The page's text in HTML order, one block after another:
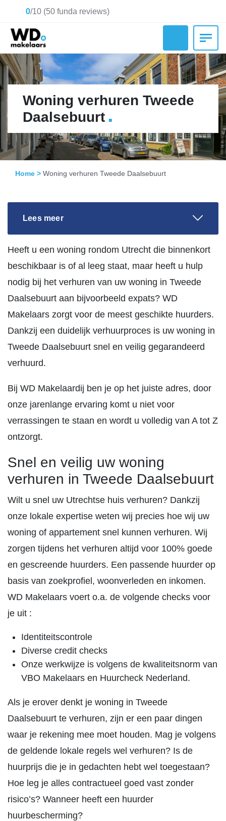
0/10 (50 funda reviews)
Woning verhuren Tweede
Daalsebuurt .
Home > Woning verhuren Tweede Daalsebuurt
Lees meer
Heeft u een woning rondom Utrecht die binnenkort
beschikbaar is of al leeg staat, maar heeft u hulp
nodig bij het verhuren van uw woning in Tweede
Daalsebuurt aan bijvoorbeeld expats? WD
Makelaars zorgt voor de meest geschikte huurders.
Dankzij een duidelijk verhuurproces is uw woning in
Tweede Daalsebuurt snel en veilig gegarandeerd
verhuurd.
Bij WD Makelaardij ben je op het juiste adres, door
onze jarenlange ervaring komt u niet voor
verrassingen te staan en wordt u volledig van A tot Z
ontzorgt.
Snel en veilig uw woning
verhuren in Tweede Daalsebuurt
Wilt u snel uw Utrechtse huis verhuren? Dankzij
onze lokale expertise weten wij precies hoe wij uw
woning of appartement snel kunnen verhuren. Wij
zorgen tijdens het verhuren altijd voor 100% goede
en gescreende huurders. Een passende huurder op
basis van zoekprofiel, woonverleden en inkomen.
WD Makelaars voert o.a. de volgende checks voor
je uit :
Identiteitscontrole
Diverse credit checks
Onze werkwijze is volgens de kwaliteitsnorm van
VBO Makelaars en Huurcheck Nederland.
Als je erover denkt je woning in Tweede
Daalsebuurt te verhuren, zijn er een paar dingen
waar je rekening mee moet houden. Mag je volgens
de geldende lokale regels wel verhuren? Is de
huurprijs die je in gedachten hebt wel toegestaan?
Hoe leg je alles contractueel goed vast zonder
risico’s? Wanneer heeft een huurder
huurbescherming?